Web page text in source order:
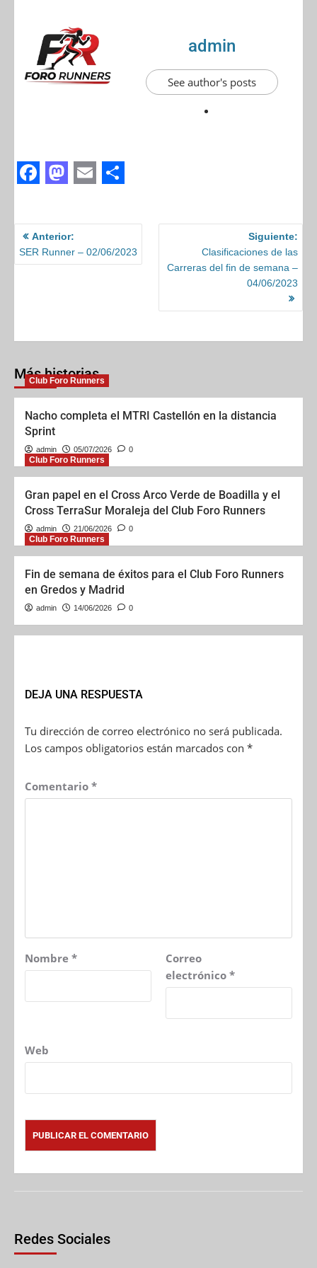
admin
See author's posts
a
c
e
a
s
t
m
i
h
a
r
Anterior:
SER Runner – 02/06/2023
Siguiente:
Clasificaciones de las
Carreras del fin de semana –
04/06/2023
Más historias
Club Foro Runners
Nacho completa el MTRI Castellón en la distancia
Sprint
admin 05/07/2026 0
Club Foro Runners
Gran papel en el Cross Arco Verde de Boadilla y el
Cross TerraSur Moraleja del Club Foro Runners
admin 21/06/2026 0
Club Foro Runners
Fin de semana de éxitos para el Club Foro Runners
en Gredos y Madrid
admin 14/06/2026 0
DEJA UNA RESPUESTA
Tu dirección de correo electrónico no será publicada.
Los campos obligatorios están marcados con *
Comentario *
Nombre *
Correo
electrónico *
Web
Redes Sociales